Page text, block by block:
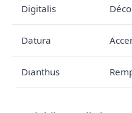
Digitalis
Datura
Dianthus